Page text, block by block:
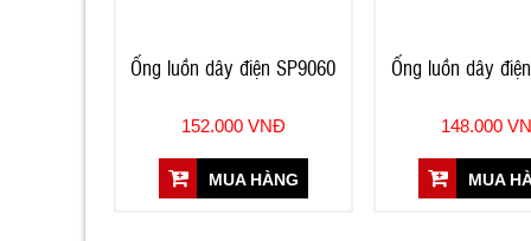
Ống luồn dây điện SP9060
152.000 VNĐ
MUA HÀNG
Ống luồn dây
148.000
MUA